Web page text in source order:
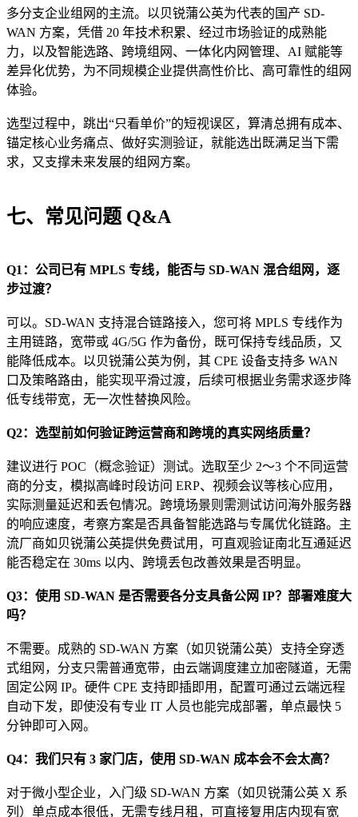
多分支企业组网的主流。以贝锐蒲公英为代表的国产 SD-
WAN 方案，凭借 20 年技术积累、经过市场验证的成熟能
力，以及智能选路、跨境组网、一体化内网管理、AI 赋能等
差异化优势，为不同规模企业提供高性价比、高可靠性的组网
体验。
选型过程中，跳出“只看单价”的短视误区，算清总拥有成本、
锚定核心业务痛点、做好实测验证，就能选出既满足当下需
求，又支撑未来发展的组网方案。
七、常见问题 Q&A
Q1：公司已有 MPLS 专线，能否与 SD-WAN 混合组网，逐
步过渡？
可以。SD-WAN 支持混合链路接入，您可将 MPLS 专线作为
主用链路，宽带或 4G/5G 作为备份，既可保持专线品质，又
能降低成本。以贝锐蒲公英为例，其 CPE 设备支持多 WAN
口及策略路由，能实现平滑过渡，后续可根据业务需求逐步降
低专线带宽，无一次性替换风险。
Q2：选型前如何验证跨运营商和跨境的真实网络质量？
建议进行 POC（概念验证）测试。选取至少 2～3 个不同运营
商的分支，模拟高峰时段访问 ERP、视频会议等核心应用，
实际测量延迟和丢包情况。跨境场景则需测试访问海外服务器
的响应速度，考察方案是否具备智能选路与专属优化链路。主
流厂商如贝锐蒲公英提供免费试用，可直观验证南北互通延迟
能否稳定在 30ms 以内、跨境丢包改善效果是否明显。
Q3：使用 SD-WAN 是否需要各分支具备公网 IP？部署难度大
吗？
不需要。成熟的 SD-WAN 方案（如贝锐蒲公英）支持全穿透
式组网，分支只需普通宽带，由云端调度建立加密隧道，无需
固定公网 IP。硬件 CPE 支持即插即用，配置可通过云端远程
自动下发，即使没有专业 IT 人员也能完成部署，单点最快 5
分钟即可入网。
Q4：我们只有 3 家门店，使用 SD-WAN 成本会不会太高？
对于微小型企业，入门级 SD-WAN 方案（如贝锐蒲公英 X 系
列）单点成本很低，无需专线月租，可直接复用店内现有宽